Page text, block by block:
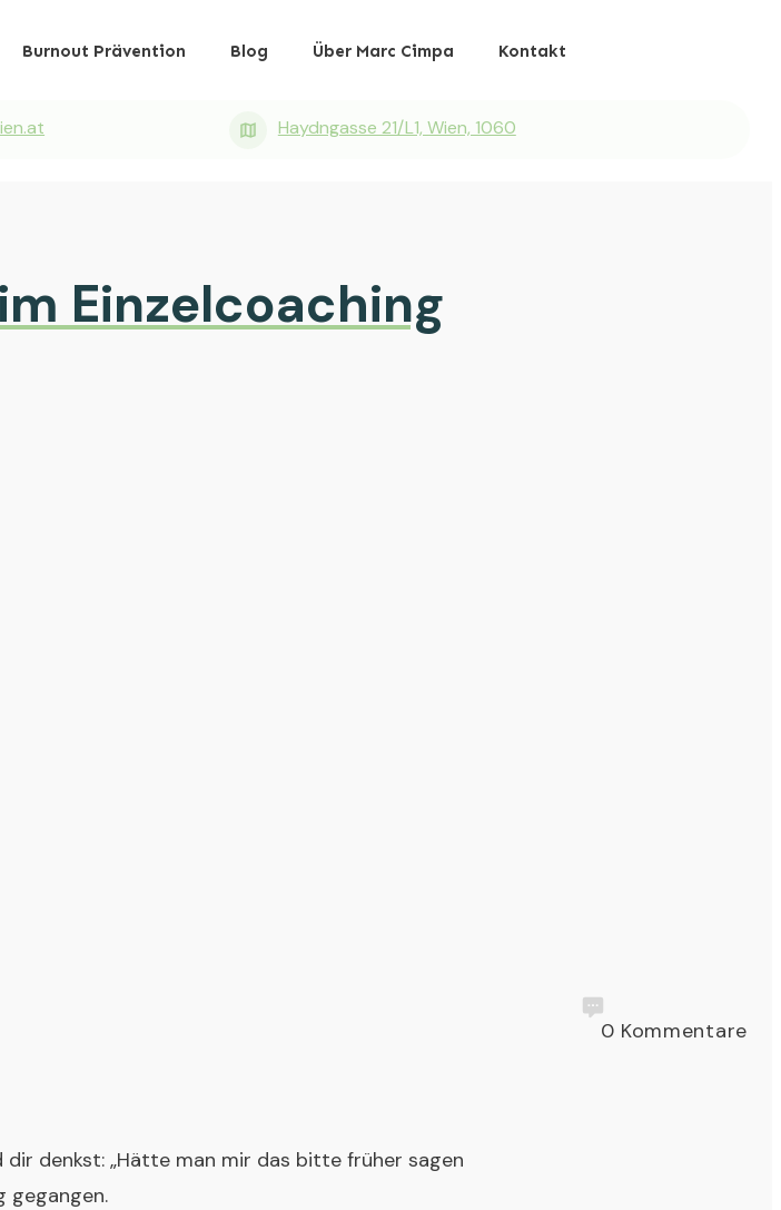
Burnout Prävention Blog Über Marc Cimpa Kontakt
Haydngasse 21/L1, Wien, 1060
Einzelcoaching
0 Kommentare
denkst: „Hätte man mir das bitte früher sagen
gegangen.